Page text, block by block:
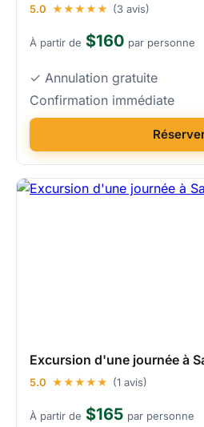
5.0 ★★★★★ (3 avis)
À partir de $160 par personne
✓ Annulation gratuite
Confirmation immédiate
Excursion d'une journée à
5.0 ★★★★★ (1 avis)
À partir de $165 par personne